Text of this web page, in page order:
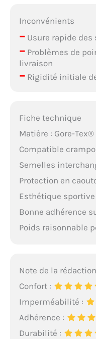
Inconvénients
–Usure rapide des
–Problèmes de
livraison
–Rigidité initiale
Fiche technique
Matière : Gore-Tex®
Compatible
Semelles
Protection en
Esthétique sportive
Bonne adhérence
Poids raisonnable
Note de la
Confort :
Imperméabilité :
Adhérence :
Durabilité :